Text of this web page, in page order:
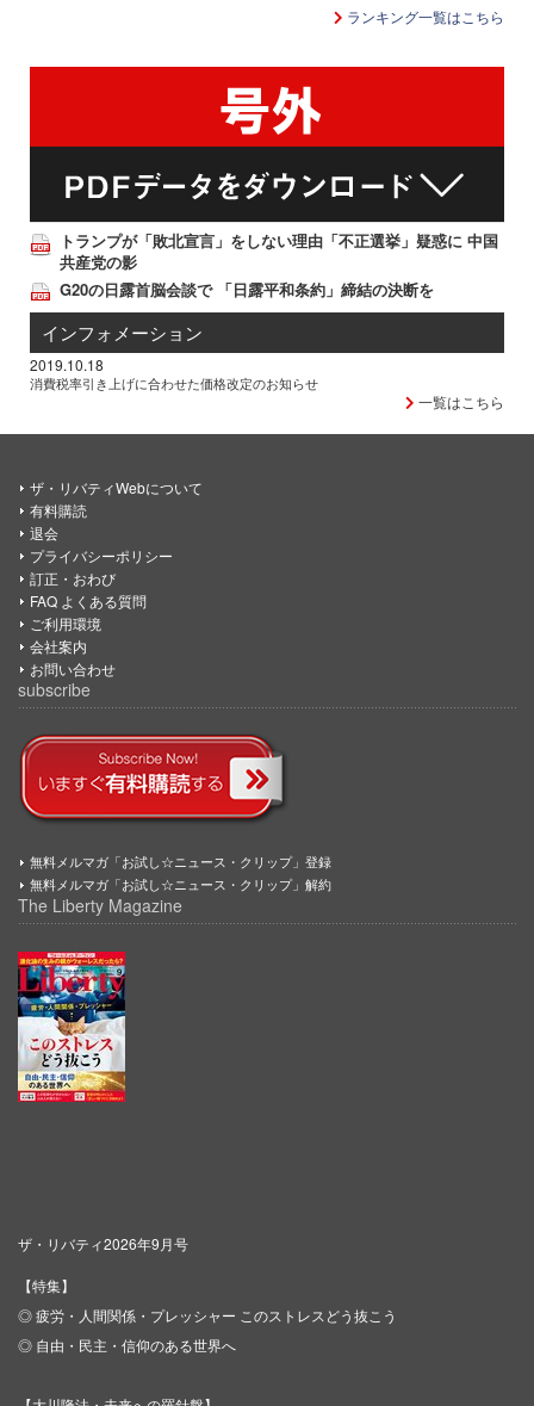
ランキング一覧はこちら
トランプが「敗北宣言」をしない理由「不正選挙」疑惑に 中国
共産党の影
G20の日露首脳会談で 「日露平和条約」締結の決断を
インフォメーション
2019.10.18
消費税率引き上げに合わせた価格改定のお知らせ
一覧はこちら
ザ・リバティWebについて
有料購読
退会
プライバシーポリシー
訂正・おわび
FAQ よくある質問
ご利用環境
会社案内
お問い合わせ
subscribe
無料メルマガ「お試し☆ニュース・クリップ」登録
無料メルマガ「お試し☆ニュース・クリップ」解約
The Liberty Magazine
ザ・リバティ2026年9月号
【特集】
◎ 疲労・人間関係・プレッシャー このストレスどう抜こう
◎ 自由・民主・信仰のある世界へ